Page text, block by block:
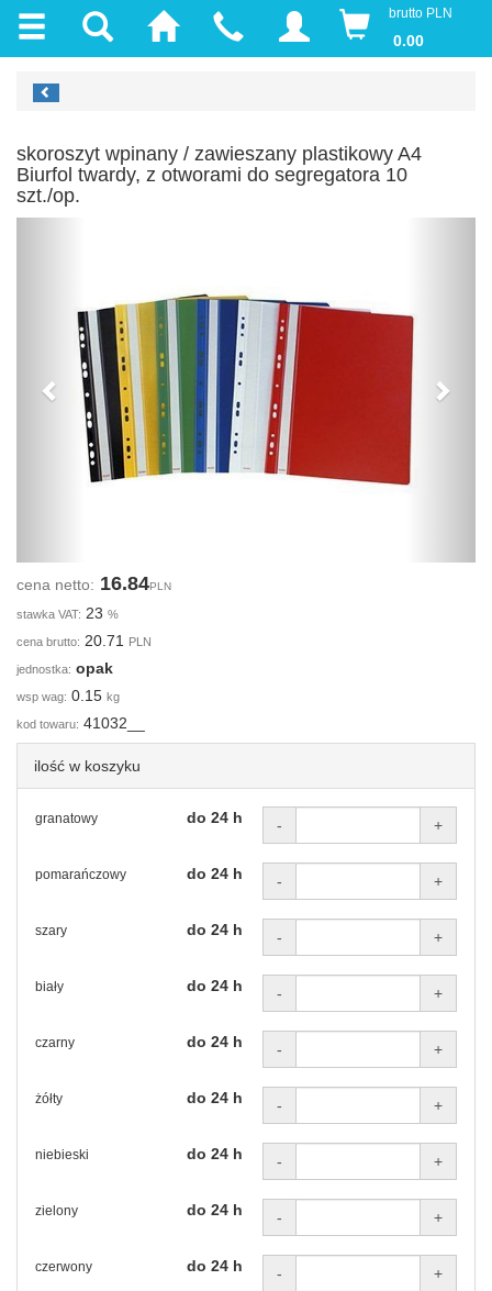
brutto PLN
0.00
skoroszyt wpinany / zawieszany plastikowy A4
Biurfol twardy, z otworami do segregatora 10
szt./op.
cena netto: 16.84PLN
stawka VAT: 23 %
cena brutto: 20.71 PLN
jednostka: opak
wsp wag: 0.15 kg
kod towaru: 41032__
ilość w koszyku
granatowy do 24 h - +
pomarańczowy do 24 h - +
szary do 24 h - +
biały do 24 h - +
czarny do 24 h - +
żółty do 24 h - +
niebieski do 24 h - +
zielony do 24 h - +
czerwony do 24 h - +